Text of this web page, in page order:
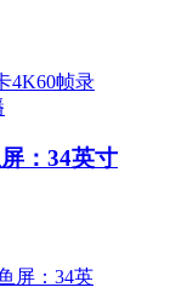
：34英寸